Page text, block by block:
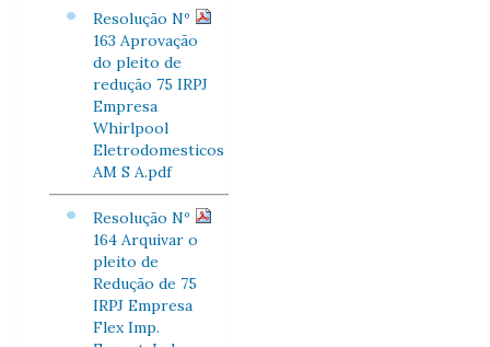
Resolução Nº
163 Aprovação
do pleito de
redução 75 IRPJ
Empresa
Whirlpool
Eletrodomesticos
AM S A.pdf
Resolução Nº
164 Arquivar o
pleito de
Redução de 75
IRPJ Empresa
Flex Imp.